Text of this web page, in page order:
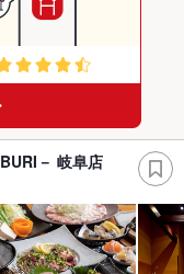
－ 岐阜店